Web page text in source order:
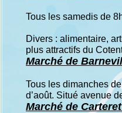
Tous les samedis de
Divers : alimentaire,
plus attractifs du
Marché de
Tous les dimanches
d’août. Situé avenue
Marché de Carteret